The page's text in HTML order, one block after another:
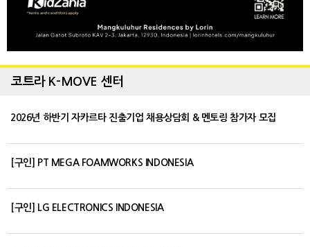
코트라 K-MOVE 센터
2026년 하반기 자카르타 진출기업 채용상담회 & 멘토링 참가자 모집
[구인] PT MEGA FOAMWORKS INDONESIA
[구인] LG ELECTRONICS INDONESIA